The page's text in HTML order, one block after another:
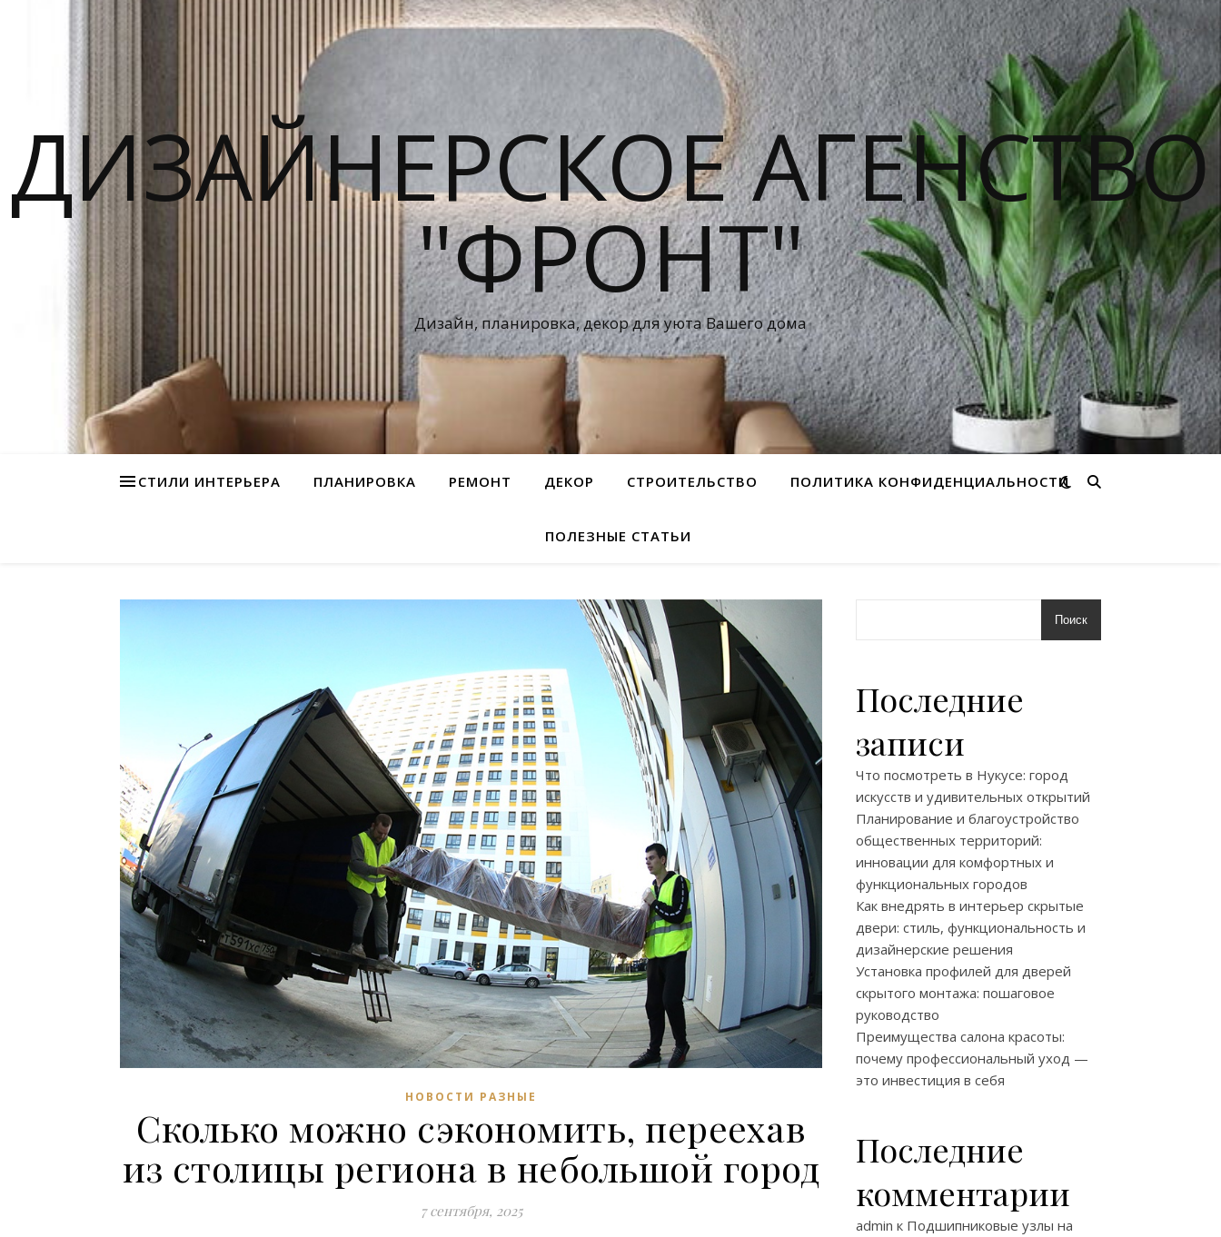
ДИЗАЙНЕРСКОЕ АГЕНСТВО
"ФРОНТ"
Дизайн, планировка, декор для уюта Вашего дома
СТИЛИ ИНТЕРЬЕРА ПЛАНИРОВКА РЕМОНТ ДЕКОР СТРОИТЕЛЬСТВО ПОЛИТИКА КОНФИДЕНЦИАЛЬНОСТИ
ПОЛЕЗНЫЕ СТАТЬИ
НОВОСТИ РАЗНЫЕ
Сколько можно сэкономить, переехав
из столицы региона в небольшой город
7 сентября, 2025
Поиск
Последние
записи
Что посмотреть в Нукусе: город
искусств и удивительных открытий
Планирование и благоустройство
общественных территорий:
инновации для комфортных и
функциональных городов
Как внедрять в интерьер скрытые
двери: стиль, функциональность и
дизайнерские решения
Установка профилей для дверей
скрытого монтажа: пошаговое
руководство
Преимущества салона красоты:
почему профессиональный уход —
это инвестиция в себя
Последние
комментарии
admin к Подшипниковые узлы на